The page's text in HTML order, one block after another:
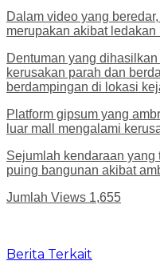
Dalam video yang
merupakan akibat ledakan
Dentuman yang
kerusakan parah dan
berdampingan di lokasi
Platform gipsum yang
luar mall mengalami
Sejumlah kendaraan
puing bangunan akibat
Jumlah Views 1,655
Berita Terkait